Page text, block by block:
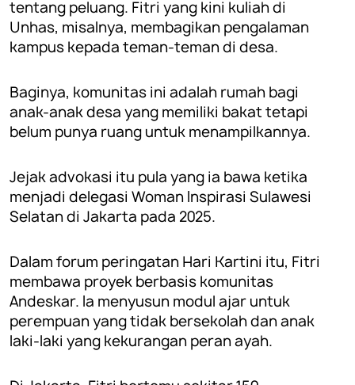
tentang peluang. Fitri yang kini kuliah di
Unhas, misalnya, membagikan pengalaman
kampus kepada teman-teman di desa.
Baginya, komunitas ini adalah rumah bagi
anak-anak desa yang memiliki bakat tetapi
belum punya ruang untuk menampilkannya.
Jejak advokasi itu pula yang ia bawa ketika
menjadi delegasi Woman Inspirasi Sulawesi
Selatan di Jakarta pada 2025.
Dalam forum peringatan Hari Kartini itu, Fitri
membawa proyek berbasis komunitas
Andeskar. Ia menyusun modul ajar untuk
perempuan yang tidak bersekolah dan anak
laki-laki yang kekurangan peran ayah.